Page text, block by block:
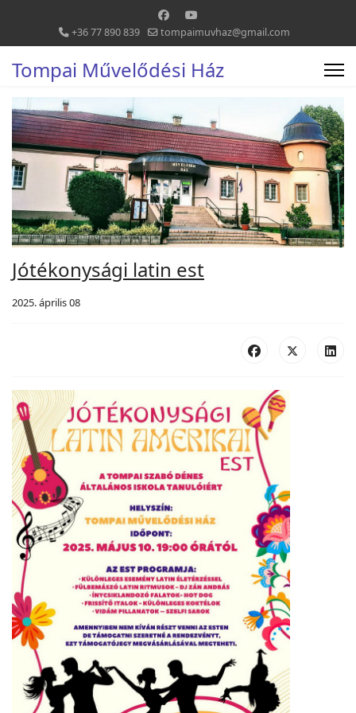
+36 77 890 839 tompaimuvhaz@gmail.com
Tompai Művelődési Ház
Jótékonysági latin est
2025. április 08